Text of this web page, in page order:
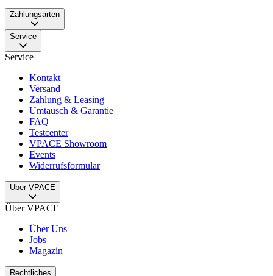
Zahlungsarten
Service
Service
Kontakt
Versand
Zahlung & Leasing
Umtausch & Garantie
FAQ
Testcenter
VPACE Showroom
Events
Widerrufsformular
Über VPACE
Über VPACE
Über Uns
Jobs
Magazin
Rechtliches